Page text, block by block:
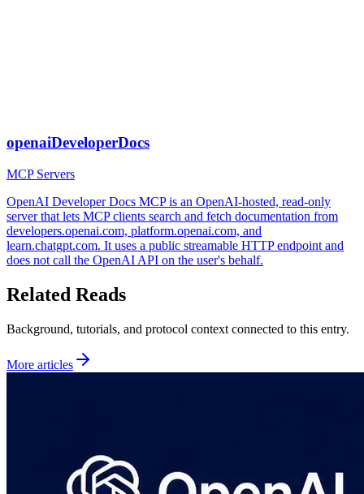
openaiDeveloperDocs
MCP Servers
OpenAI Developer Docs MCP is an OpenAI-hosted, read-only
server that lets MCP clients search and fetch documentation from
developers.openai.com, platform.openai.com, and
learn.chatgpt.com. It uses a public streamable HTTP endpoint and
does not call the OpenAI API on the user's behalf.
Related Reads
Background, tutorials, and protocol context connected to this entry.
More articles